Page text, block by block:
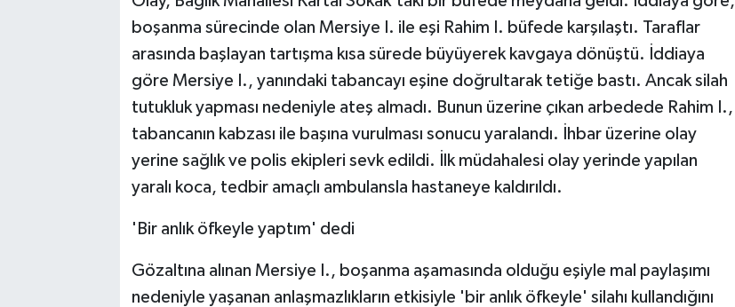
boşanma sürecinde olan Mersiye I. ile eşi Rahim I. büfede karşılaştı. Taraflar
arasında başlayan tartışma kısa sürede büyüyerek kavgaya dönüştü. İddiaya
göre Mersiye I., yanındaki tabancayı eşine doğrultarak tetiğe bastı. Ancak silah
tutukluk yapması nedeniyle ateş almadı. Bunun üzerine çıkan arbedede Rahim I.,
tabancanın kabzası ile başına vurulması sonucu yaralandı. İhbar üzerine olay
yerine sağlık ve polis ekipleri sevk edildi. İlk müdahalesi olay yerinde yapılan
yaralı koca, tedbir amaçlı ambulansla hastaneye kaldırıldı.
'Bir anlık öfkeyle yaptım' dedi
Gözaltına alınan Mersiye I., boşanma aşamasında olduğu eşiyle mal paylaşımı
nedeniyle yaşanan anlaşmazlıkların etkisiyle 'bir anlık öfkeyle' silahı kullandığını